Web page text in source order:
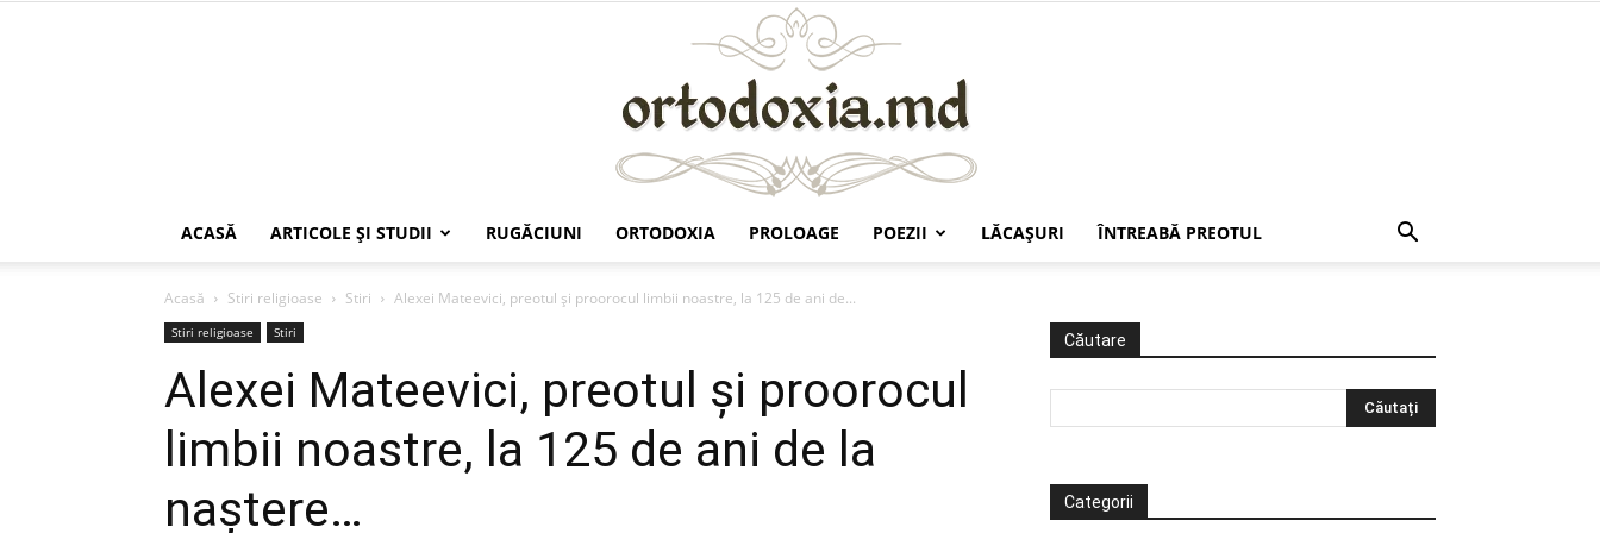
ACASĂ ARTICOLE ŞI STUDII RUGĂCIUNI ORTODOXIA PROLOAGE POEZII LĂCAŞURI ÎNTREABĂ PREOTUL
Acasă Stiri religioase Stiri Alexei Mateevici, preotul şi proorocul limbii noastre, la 125 de ani de...
Stiri religioase Stiri
Alexei Mateevici, preotul şi proorocul
limbii noastre, la 125 de ani de la
naştere…
Căutare
Categorii